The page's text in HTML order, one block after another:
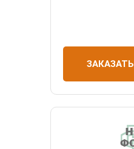
ЗАКАЗАТЬ